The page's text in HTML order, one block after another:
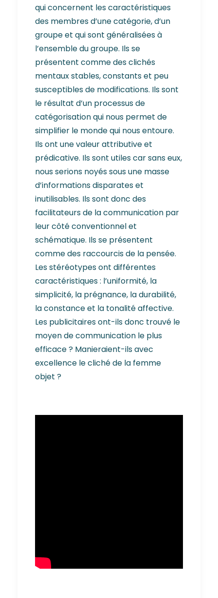
qui concernent les caractéristiques
des membres d’une catégorie, d’un
groupe et qui sont généralisées à
l’ensemble du groupe. Ils se
présentent comme des clichés
mentaux stables, constants et peu
susceptibles de modifications. Ils sont
le résultat d’un processus de
catégorisation qui nous permet de
simplifier le monde qui nous entoure.
Ils ont une valeur attributive et
prédicative. Ils sont utiles car sans eux,
nous serions noyés sous une masse
d’informations disparates et
inutilisables. Ils sont donc des
facilitateurs de la communication par
leur côté conventionnel et
schématique. Ils se présentent
comme des raccourcis de la pensée.
Les stéréotypes ont différentes
caractéristiques : l’uniformité, la
simplicité, la prégnance, la durabilité,
la constance et la tonalité affective.
Les publicitaires ont-ils donc trouvé le
moyen de communication le plus
efficace ? Manieraient-ils avec
excellence le cliché de la femme
objet ?